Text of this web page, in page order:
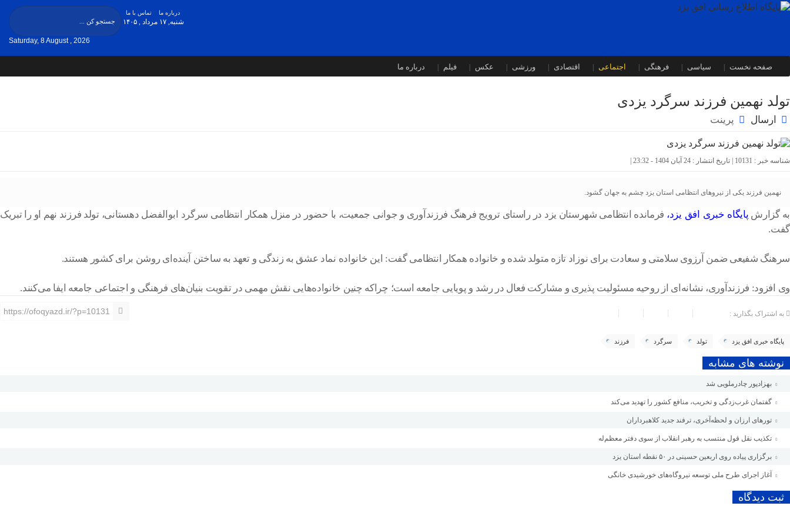
تماس با ما درباره ما
شنبه, ۱۷ مرداد , ۱۴۰۵
Saturday, 8 August , 2026
صفحه نخست سیاسی فرهنگی اجتماعی اقتصادی ورزشی عکس فیلم درباره ما
تولد نهمین فرزند سرگرد یزدی
ارسال پرینت
شناسه خبر : 10131 | تاریخ انتشار : 24 آبان 1404 - 23:32 |
نهمین فرزند یکی از نیرو‌های انتظامی استان یزد چشم به جهان گشود.
به گزارش پایگاه خبری افق یزد، فرمانده انتظامی شهرستان یزد در راستای ترویج فرهنگ فرزندآوری و جوانی جمعیت، با حضور در منزل همکار انتظامی سرگرد ابوالفضل دهستانی، تولد فرزند نهم او را تبریک
گفت.
سرهنگ شفیعی ضمن آرزوی سلامتی و سعادت برای نوزاد تازه متولد شده و خانواده همکار انتظامی گفت: این خانواده نماد عشق به زندگی و تعهد به ساختن آینده‌ای روشن برای کشور هستند.
وی افزود: فرزندآوری، نشانه‌ای از روحیه مسئولیت پذیری و مشارکت فعال در رشد و پویایی جامعه است؛ چراکه چنین خانواده‌هایی نقش مهمی در تقویت بنیان‌های فرهنگی و اجتماعی جامعه ایفا می‌کنند.
به اشتراک بگذارید : https://ofoqyazd.ir/?p=10131
پایگاه خبری افق یزد تولد سرگرد فرزند
نوشته های مشابه
بهزادپور چادرملویی شد
گفتمان غرب‌زدگی و تخریب، منافع کشور را تهدید می‌کند
تورهای ارزان و لحظه‌آخری، ترفند جدید کلاهبرداران
تکذیب نقل قول منتسب به رهبر انقلاب از سوی دفتر معظم‌له
برگزاری پیاده روی اربعین حسینی در ۵۰ نقطه استان یزد
آغاز اجرای طرح ملی توسعه نیروگاه‌های خورشیدی خانگی
ثبت دیدگاه